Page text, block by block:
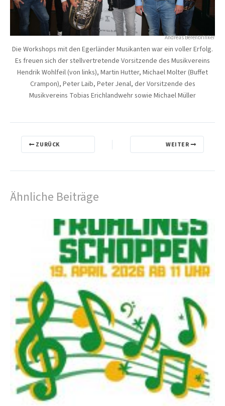
Andreas Berenbrinker
Die Workshops mit den Egerländer Musikanten war ein voller Erfolg.
Es freuen sich der stellvertretende Vorsitzende des Musikvereins
Hendrik Wohlfeil (von links), Martin Hutter, Michael Molter (Buffet
Crampon), Peter Laib, Peter Jenal, der Vorsitzende des
Musikvereins Tobias Erichlandwehr sowie Michael Müller
ZURÜCK WEITER
Ähnliche Beiträge